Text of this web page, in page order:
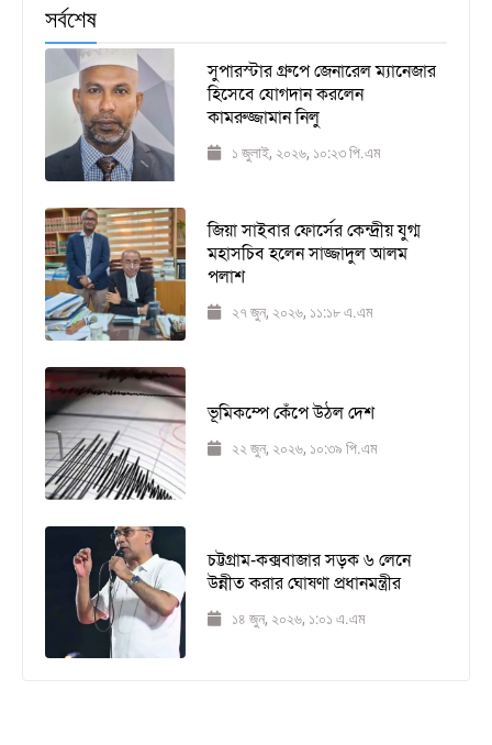
সর্বশেষ
সুপারস্টার গ্রুপে জেনারেল ম্যানেজার
হিসেবে যোগদান করলেন
কামরুজ্জামান নিলু
১ জুলাই, ২০২৬, ১০:২৩ পি.এম
জিয়া সাইবার ফোর্সের কেন্দ্রীয় যুগ্ম
মহাসচিব হলেন সাজ্জাদুল আলম
পলাশ
২৭ জুন, ২০২৬, ১১:১৮ এ.এম
ভূমিকম্পে কেঁপে উঠল দেশ
২২ জুন, ২০২৬, ১০:৩৯ পি.এম
চট্টগ্রাম-কক্সবাজার সড়ক ৬ লেনে
উন্নীত করার ঘোষণা প্রধানমন্ত্রীর
১৪ জুন, ২০২৬, ১:০১ এ.এম